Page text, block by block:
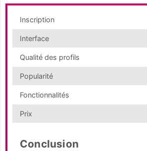
Inscription
Interface
Qualité des profils
Popularité
Fonctionnalités
Prix
Conclusion